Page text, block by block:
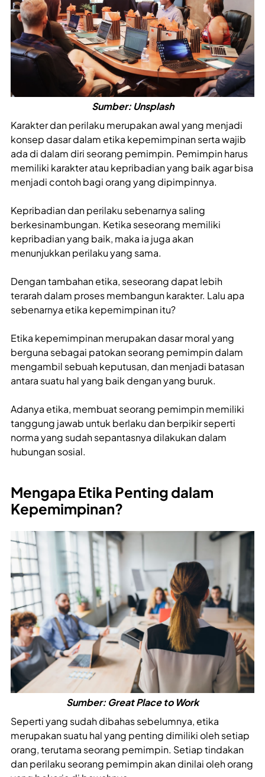
Sumber: Unsplash
Karakter dan perilaku merupakan awal yang menjadi
konsep dasar dalam etika kepemimpinan serta wajib
ada di dalam diri seorang pemimpin. Pemimpin harus
memiliki karakter atau kepribadian yang baik agar bisa
menjadi contoh bagi orang yang dipimpinnya.
Kepribadian dan perilaku sebenarnya saling
berkesinambungan. Ketika seseorang memiliki
kepribadian yang baik, maka ia juga akan
menunjukkan perilaku yang sama.
Dengan tambahan etika, seseorang dapat lebih
terarah dalam proses membangun karakter. Lalu apa
sebenarnya etika kepemimpinan itu?
Etika kepemimpinan merupakan dasar moral yang
berguna sebagai patokan seorang pemimpin dalam
mengambil sebuah keputusan, dan menjadi batasan
antara suatu hal yang baik dengan yang buruk.
Adanya etika, membuat seorang pemimpin memiliki
tanggung jawab untuk berlaku dan berpikir seperti
norma yang sudah sepantasnya dilakukan dalam
hubungan sosial.
Mengapa Etika Penting dalam
Kepemimpinan?
Sumber: Great Place to Work
Seperti yang sudah dibahas sebelumnya, etika
merupakan suatu hal yang penting dimiliki oleh setiap
orang, terutama seorang pemimpin. Setiap tindakan
dan perilaku seorang pemimpin akan dinilai oleh orang